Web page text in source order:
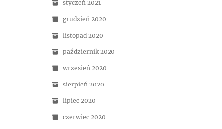
styczeń 2021
grudzień 2020
listopad 2020
październik 2020
wrzesień 2020
sierpień 2020
lipiec 2020
czerwiec 2020